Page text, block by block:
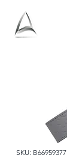
SKU: B66959377